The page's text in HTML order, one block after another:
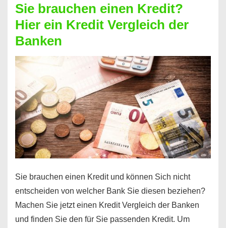
Summe
Geld?
Hier
einen
10000
Euro
Kredit
finden
Sie brauchen einen Kredit?
Hier ein Kredit Vergleich der
Banken
Sie brauchen einen Kredit und können Sich nicht
entscheiden von welcher Bank Sie diesen beziehen?
Machen Sie jetzt einen Kredit Vergleich der Banken
und finden Sie den für Sie passenden Kredit. Um